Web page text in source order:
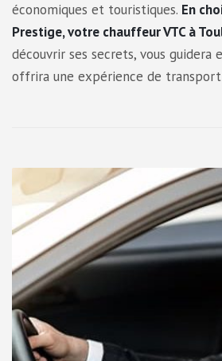
économiques et touristiques. En
Prestige, votre chauffeur VTC à
découvrir ses secrets, vous guidera
offrira une expérience de